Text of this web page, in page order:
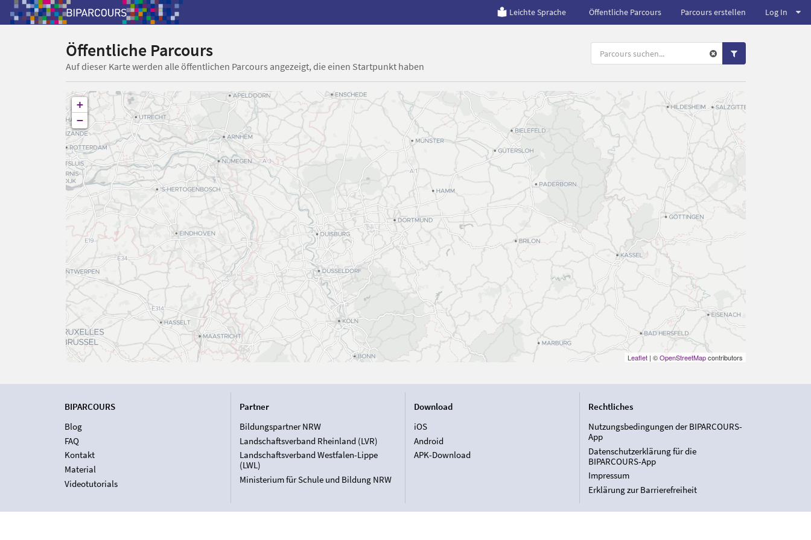
Leichte Sprache Öffentliche Parcours Parcours erstellen Log In
Öffentliche Parcours
Auf dieser Karte werden alle öffentlichen Parcours angezeigt, die einen Startpunkt haben
+
−
Leaflet| ©OpenStreetMapcontributors
BIPARCOURS
Blog
FAQ
Kontakt
Material
Videotutorials
Partner
Bildungspartner NRW
Landschaftsverband Rheinland (LVR)
Landschaftsverband Westfalen-Lippe
(LWL)
Ministerium für Schule und Bildung NRW
Download
iOS
Android
APK-Download
Rechtliches
Nutzungsbedingungen der BIPARCOURS-
App
Datenschutzerklärung für die
BIPARCOURS-App
Impressum
Erklärung zur Barrierefreiheit